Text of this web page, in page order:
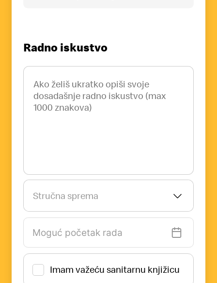
Radno iskustvo
Stručna sprema
Imam važeću sanitarnu knjižicu